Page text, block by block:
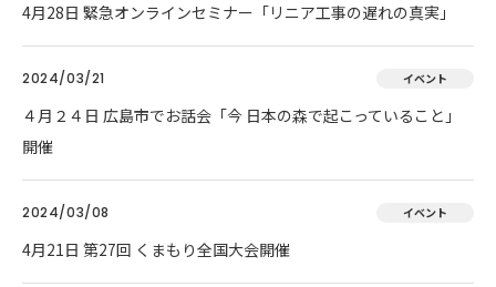
4月28日 緊急オンラインセミナー「リニア工事の遅れの真実」
2024/03/21 イベント
４月２４日 広島市でお話会「今 日本の森で起こっていること」
開催
2024/03/08 イベント
4月21日 第27回 くまもり全国大会開催